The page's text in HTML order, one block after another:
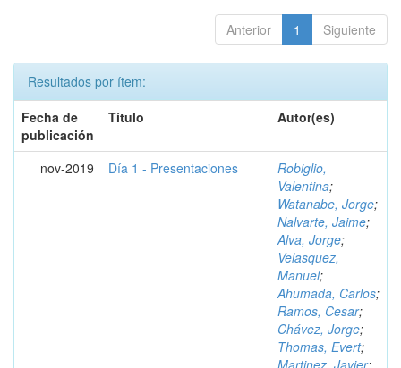
Anterior 1 Siguiente
Resultados por ítem:
Fecha de
publicación
Título Autor(es)
nov-2019 Día 1 - Presentaciones
Robiglio,
Valentina;
Watanabe, Jorge;
Nalvarte, Jaime;
Alva, Jorge;
Velasquez,
Manuel;
Ahumada, Carlos;
Ramos, Cesar;
Chávez, Jorge;
Thomas, Evert;
Martinez, Javier;